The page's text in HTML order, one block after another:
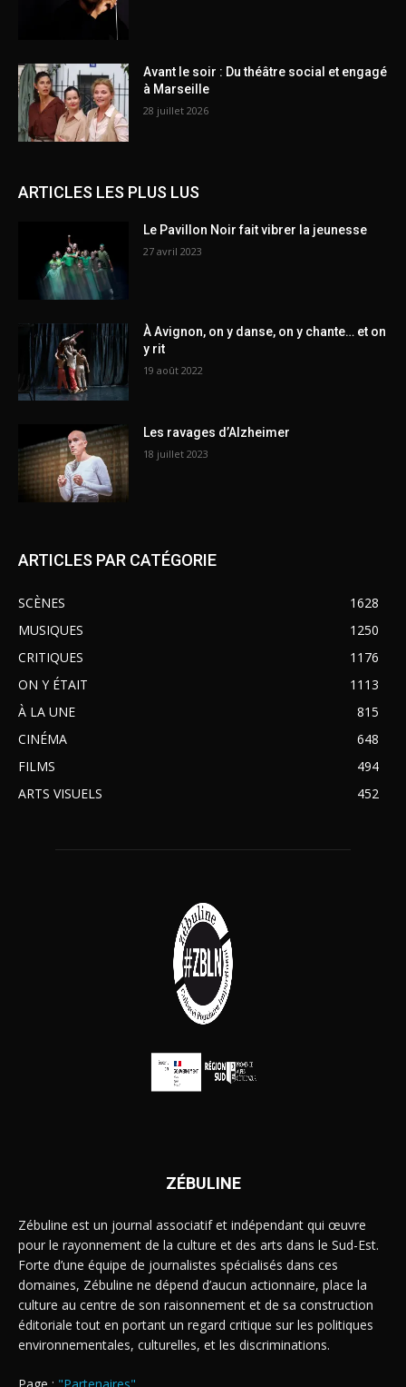
Avant le soir : Du théâtre social et engagé
à Marseille
28 juillet 2026
ARTICLES LES PLUS LUS
Le Pavillon Noir fait vibrer la jeunesse
27 avril 2023
À Avignon, on y danse, on y chante… et on
y rit
19 août 2022
Les ravages d’Alzheimer
18 juillet 2023
ARTICLES PAR CATÉGORIE
SCÈNES
1628
MUSIQUES
1250
CRITIQUES
1176
ON Y ÉTAIT
1113
À LA UNE
815
CINÉMA
648
FILMS
494
ARTS VISUELS
452
ZÉBULINE
Zébuline est un journal associatif et indépendant qui œuvre
pour le rayonnement de la culture et des arts dans le Sud-Est.
Forte d’une équipe de journalistes spécialisés dans ces
domaines, Zébuline ne dépend d’aucun actionnaire, place la
culture au centre de son raisonnement et de sa construction
éditoriale tout en portant un regard critique sur les politiques
environnementales, culturelles, et les discriminations.